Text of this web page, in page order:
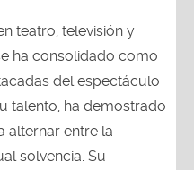
teatro, televisión y
ha consolidado como
del espectáculo
talento, ha demostrado
alternar entre la
solvencia. Su